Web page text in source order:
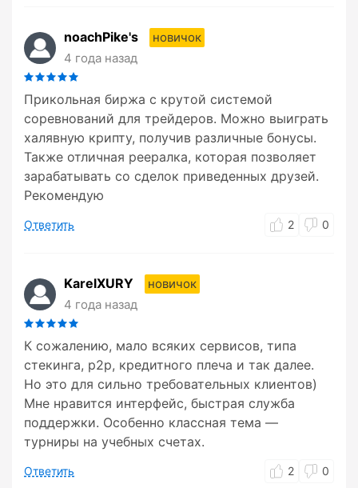
noachPike's
новичок
4 года назад
Прикольная биржа с крутой системой
соревнований для трейдеров. Можно выиграть
халявную крипту, получив различные бонусы.
Также отличная реералка, которая позволяет
зарабатывать со сделок приведенных друзей.
Рекомендую
Ответить 2 0
KarelXURY
новичок
4 года назад
К сожалению, мало всяких сервисов, типа
стекинга, p2p, кредитного плеча и так далее.
Но это для сильно требовательных клиентов)
Мне нравится интерфейс, быстрая служба
поддержки. Особенно классная тема —
турниры на учебных счетах.
Ответить 2 0